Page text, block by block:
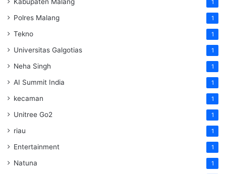
1
Polres Malang 1
Tekno 1
Universitas Galgotias 1
Neha Singh 1
AI Summit India 1
kecaman 1
Unitree Go2 1
riau 1
Entertainment 1
Natuna 1